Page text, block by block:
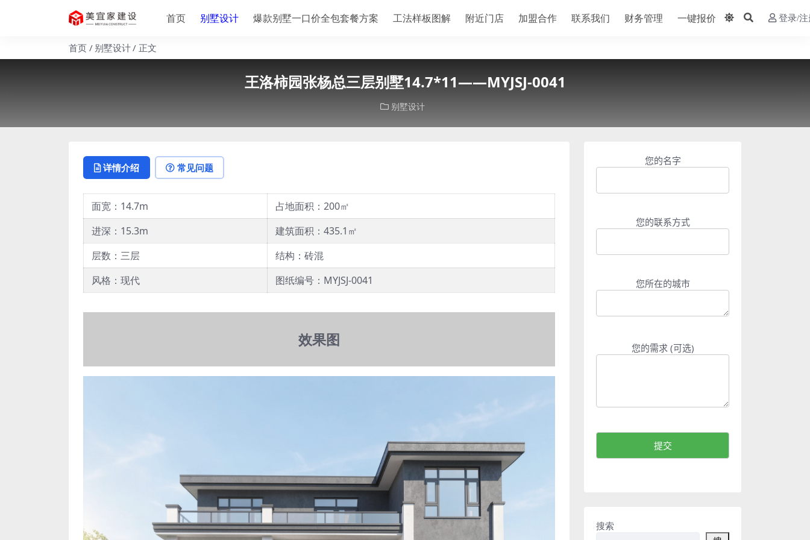
首页 别墅设计 爆款别墅一口价全包套餐方案 工法样板图解 附近门店 加盟合作 联系我们 财务管理 一键报价 登录/注
首页 别墅设计 正文
王洛柿园张杨总三层别墅14.7*11——MYJSJ-0041
别墅设计
详情介绍 常见问题
面宽：14.7m
占地面积：200㎡
进深：15.3m
建筑面积：435.1㎡
层数：三层
结构：砖混
风格：现代
图纸编号：MYJSJ-0041
效果图
您的名字
您的联系方式
您所在的城市
您的需求 (可选)
搜索